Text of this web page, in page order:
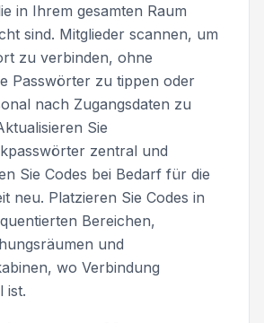
in Ihrem gesamten Raum
sind. Mitglieder scannen, um
zu verbinden, ohne
Passwörter zu tippen oder
nach Zugangsdaten zu
Sie
zentral und
Sie Codes bei Bedarf für die
neu. Platzieren Sie Codes in
Bereichen,
und
wo Verbindung
ist.